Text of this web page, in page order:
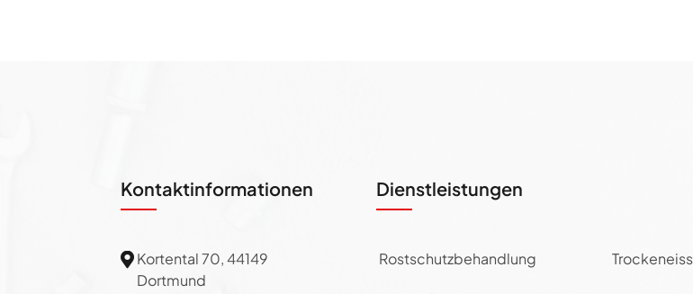
Kontaktinformationen
Kortental 70, 44149
Dortmund
Dienstleistungen
Rostschutzbehandlung